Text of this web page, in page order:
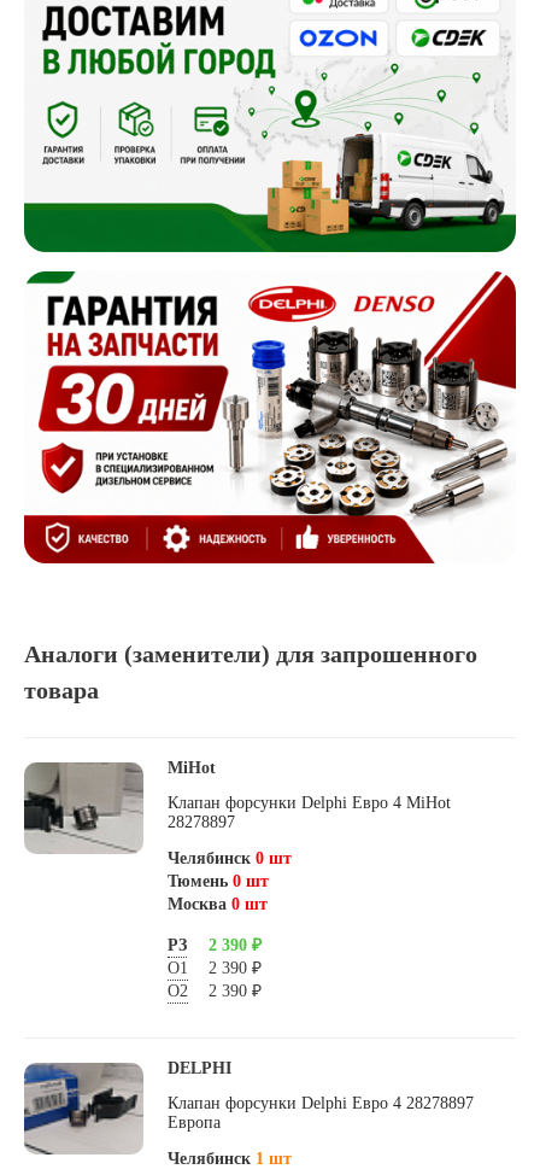
Аналоги (заменители) для запрошенного
товара
MiHot
Клапан форсунки Delphi Евро 4 MiHot
28278897
Челябинск 0 шт
Тюмень 0 шт
Москва 0 шт
РЗ
2 390 ₽
О1
2 390 ₽
О2
2 390 ₽
DELPHI
Клапан форсунки Delphi Евро 4 28278897
Европа
Челябинск 1 шт